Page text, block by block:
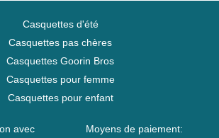
Casquettes d'été
Casquettes pas chères
Casquettes Goorin Bros
Casquettes pour femme
Casquettes pour enfant
avec
Moyens de paiement: